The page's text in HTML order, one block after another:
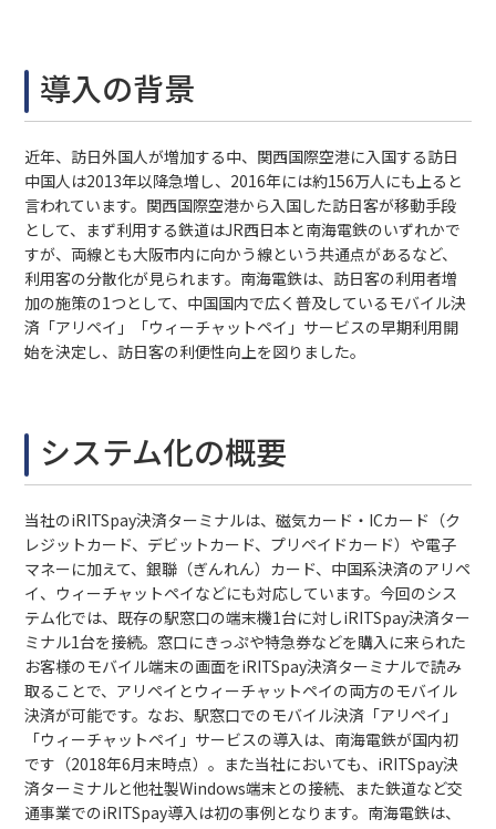
導入の背景
近年、訪日外国人が増加する中、関西国際空港に入国する訪日
中国人は2013年以降急増し、2016年には約156万人にも上ると
言われています。関西国際空港から入国した訪日客が移動手段
として、まず利用する鉄道はJR西日本と南海電鉄のいずれかで
すが、両線とも大阪市内に向かう線という共通点があるなど、
利用客の分散化が見られます。南海電鉄は、訪日客の利用者増
加の施策の1つとして、中国国内で広く普及しているモバイル決
済「アリペイ」「ウィーチャットペイ」サービスの早期利用開
始を決定し、訪日客の利便性向上を図りました。
システム化の概要
当社のiRITSpay決済ターミナルは、磁気カード・ICカード（ク
レジットカード、デビットカード、プリペイドカード）や電子
マネーに加えて、銀聯（ぎんれん）カード、中国系決済のアリペ
イ、ウィーチャットペイなどにも対応しています。今回のシス
テム化では、既存の駅窓口の端末機1台に対しiRITSpay決済ター
ミナル1台を接続。窓口にきっぷや特急券などを購入に来られた
お客様のモバイル端末の画面をiRITSpay決済ターミナルで読み
取ることで、アリペイとウィーチャットペイの両方のモバイル
決済が可能です。なお、駅窓口でのモバイル決済「アリペイ」
「ウィーチャットペイ」サービスの導入は、南海電鉄が国内初
です（2018年6月末時点）。また当社においても、iRITSpay決
済ターミナルと他社製Windows端末との接続、また鉄道など交
通事業でのiRITSpay導入は初の事例となります。南海電鉄は、